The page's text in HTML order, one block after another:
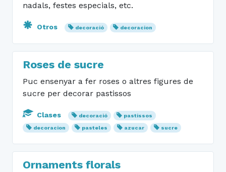
nadals, festes especials, etc.
Otros decoració decoracion
Roses de sucre
Puc ensenyar a fer roses o altres figures de
sucre per decorar pastissos
Clases decoració
pastissos
decoracion
pasteles azucar sucre
Ornaments florals